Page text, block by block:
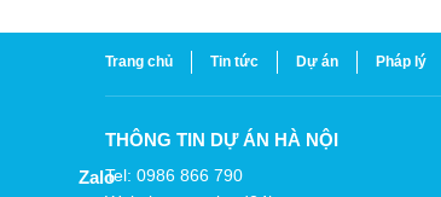
Trang chủ Tin tức Dự án Pháp lý
THÔNG TIN DỰ ÁN HÀ NỘI
Tel: 0986 866 790
Zalo